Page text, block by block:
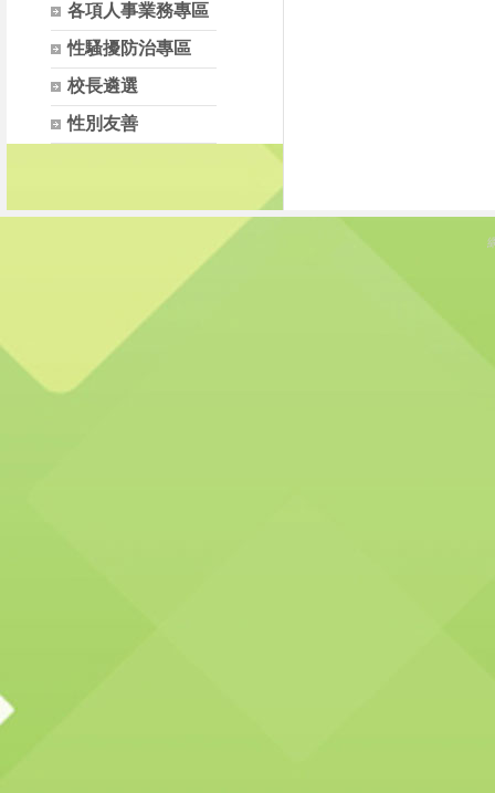
各項人事業務專區
性騷擾防治專區
校長遴選
性別友善